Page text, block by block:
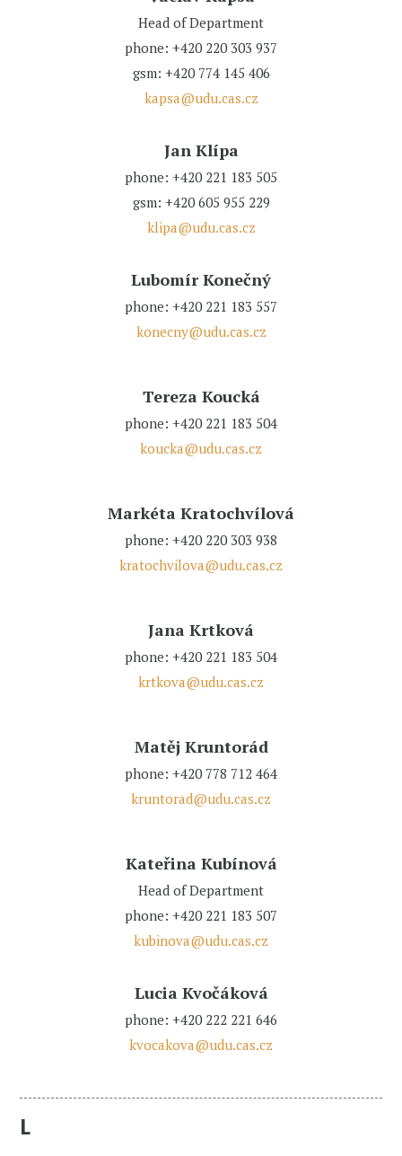
Head of Department
phone: +420 220 303 937
gsm: +420 774 145 406
kapsa@udu.cas.cz
Jan Klípa
phone: +420 221 183 505
gsm: +420 605 955 229
klipa@udu.cas.cz
Lubomír Konečný
phone: +420 221 183 557
konecny@udu.cas.cz
Tereza Koucká
phone: +420 221 183 504
koucka@udu.cas.cz
Markéta Kratochvílová
phone: +420 220 303 938
kratochvilova@udu.cas.cz
Jana Krtková
phone: +420 221 183 504
krtkova@udu.cas.cz
Matěj Kruntorád
phone: +420 778 712 464
kruntorad@udu.cas.cz
Kateřina Kubínová
Head of Department
phone: +420 221 183 507
kubinova@udu.cas.cz
Lucia Kvočáková
phone: +420 222 221 646
kvocakova@udu.cas.cz
L